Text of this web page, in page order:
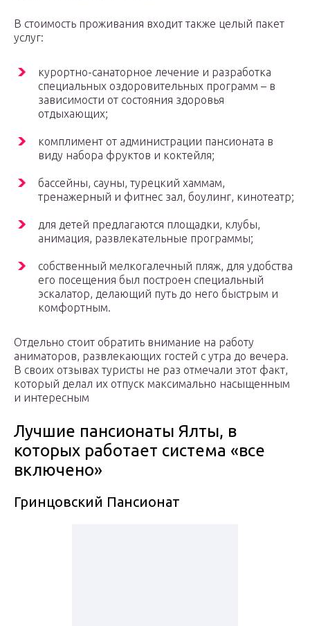
В стоимость проживания входит также целый пакет
услуг:
курортно-санаторное лечение и разработка
специальных оздоровительных программ – в
зависимости от состояния здоровья
отдыхающих;
комплимент от администрации пансионата в
виду набора фруктов и коктейля;
бассейны, сауны, турецкий хаммам,
тренажерный и фитнес зал, боулинг, кинотеатр;
для детей предлагаются площадки, клубы,
анимация, развлекательные программы;
собственный мелкогалечный пляж, для удобства
его посещения был построен специальный
эскалатор, делающий путь до него быстрым и
комфортным.
Отдельно стоит обратить внимание на работу
аниматоров, развлекающих гостей с утра до вечера.
В своих отзывах туристы не раз отмечали этот факт,
который делал их отпуск максимально насыщенным
и интересным
Лучшие пансионаты Ялты, в
которых работает система «все
включено»
Гринцовский Пансионат